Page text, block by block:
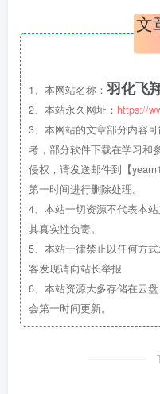
文
1、本网站名称： 羽化飞
2、本站永久网址： https://
3、本网站的文章部分内容
考，部分软件下载在学习和
侵权，请发送邮件到【
第一时间进行删除处理。
4、本站一切资源不代表本
其真实性负责。
5、本站一律禁止以任何方
客发现请向站长举报
6、本站资源大多存储在云
会第一时间更新。